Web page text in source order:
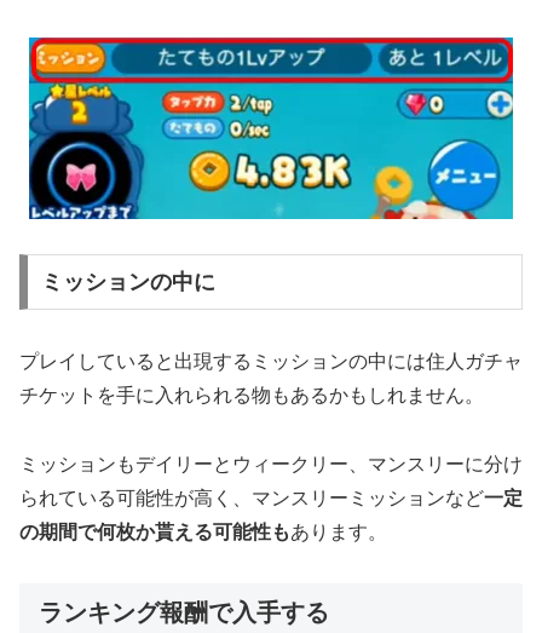
ミッションの中に
プレイしていると出現するミッションの中には住人ガチャ
チケットを手に入れられる物もあるかもしれません。
ミッションもデイリーとウィークリー、マンスリーに分け
られている可能性が高く、マンスリーミッションなど一定
の期間で何枚か貰える可能性もあります。
ランキング報酬で入手する